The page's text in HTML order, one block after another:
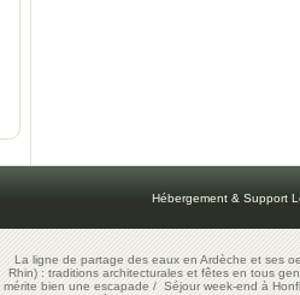
Hébergement & Support
La ligne de partage des eaux en Ardèche et ses
Rhin) : traditions architecturales et fêtes en tous
mérite bien une escapade/Séjour week-end à